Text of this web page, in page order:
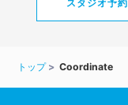
スタジオ予約
トップ Coordinate